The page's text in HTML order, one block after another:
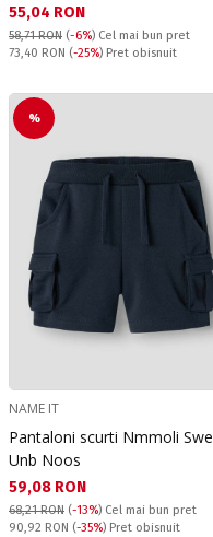
Текуща цена:
55,04 RON
58,71 RON (-6%) Cel mai bun pret
Pret obisnuit:
73,40 RON (-25%) Pret obisnuit
%
NAME IT
Pantaloni scurti Nmmoli
Unb Noos
Текуща цена:
59,08 RON
68,21 RON (-13%) Cel mai bun pret
Pret obisnuit:
90,92 RON (-35%) Pret obisnuit